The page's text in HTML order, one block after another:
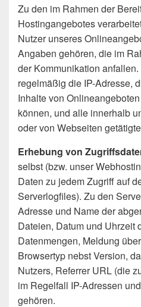
Zu den im Rahmen der
Hostingangebotes
Nutzer unseres
Angaben gehören, die im
der Kommunikation
regelmäßig die IP-Adresse,
Inhalte von
können, und alle innerhalb
oder von Webseiten
Erhebung von
selbst (bzw. unser
Daten zu jedem Zugriff auf
Serverlogfiles). Zu den
Adresse und Name der
Dateien, Datum und Uhrzeit
Datenmengen, Meldung
Browsertyp nebst Version,
Nutzers, Referrer URL (die
im Regelfall IP-Adressen
gehören.